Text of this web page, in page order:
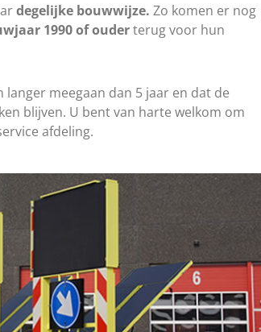
degelijke bouwwijze. Zo komen er nog
1990 of ouderterug voor hun
meegaan dan 5 jaar en dat de
blijven. U bent van harte welkom om
afdeling.